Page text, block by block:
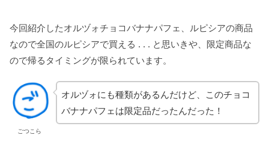
今回紹介したオルヅォチョコバナナパフェ、ルピシアの商品
なので全国のルピシアで買える . . . と思いきや、限定商品な
ので帰るタイミングが限られています。
ごつこら
オルヅォにも種類があるんだけど、このチョコ
バナナパフェは限定品だったんだった！